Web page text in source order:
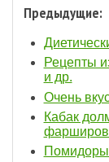
Предыдущие:
Рецепты
и др.
Очень
Кабак
Помидоры